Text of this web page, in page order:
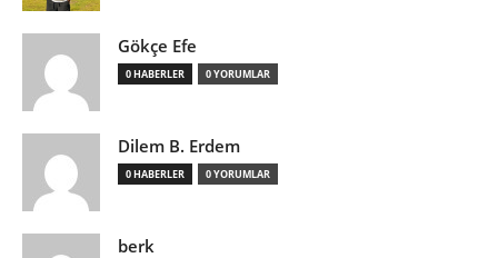
Gökçe Efe
0 HABERLER 0 YORUMLAR
Dilem B. Erdem
0 HABERLER 0 YORUMLAR
berk